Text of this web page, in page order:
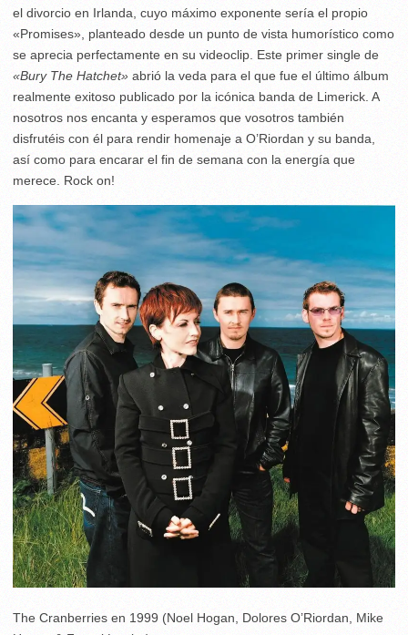
el divorcio en Irlanda, cuyo máximo exponente sería el propio
«Promises», planteado desde un punto de vista humorístico como
se aprecia perfectamente en su videoclip. Este primer single de
«Bury The Hatchet» abrió la veda para el que fue el último álbum
realmente exitoso publicado por la icónica banda de Limerick. A
nosotros nos encanta y esperamos que vosotros también
disfrutéis con él para rendir homenaje a O’Riordan y su banda,
así como para encarar el fin de semana con la energía que
merece. Rock on!
The Cranberries en 1999 (Noel Hogan, Dolores O’Riordan, Mike